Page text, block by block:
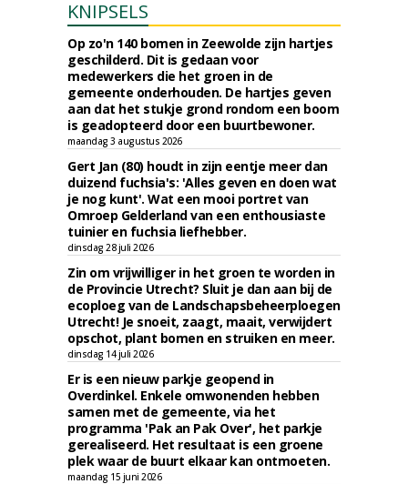
KNIPSELS
Op zo'n 140 bomen in Zeewolde zijn hartjes
geschilderd. Dit is gedaan voor
medewerkers die het groen in de
gemeente onderhouden. De hartjes geven
aan dat het stukje grond rondom een boom
is geadopteerd door een buurtbewoner.
maandag 3 augustus 2026
Gert Jan (80) houdt in zijn eentje meer dan
duizend fuchsia's: 'Alles geven en doen wat
je nog kunt'. Wat een mooi portret van
Omroep Gelderland van een enthousiaste
tuinier en fuchsia liefhebber.
dinsdag 28 juli 2026
Zin om vrijwilliger in het groen te worden in
de Provincie Utrecht? Sluit je dan aan bij de
ecoploeg van de Landschapsbeheerploegen
Utrecht! Je snoeit, zaagt, maait, verwijdert
opschot, plant bomen en struiken en meer.
dinsdag 14 juli 2026
Er is een nieuw parkje geopend in
Overdinkel. Enkele omwonenden hebben
samen met de gemeente, via het
programma 'Pak an Pak Over', het parkje
gerealiseerd. Het resultaat is een groene
plek waar de buurt elkaar kan ontmoeten.
maandag 15 juni 2026